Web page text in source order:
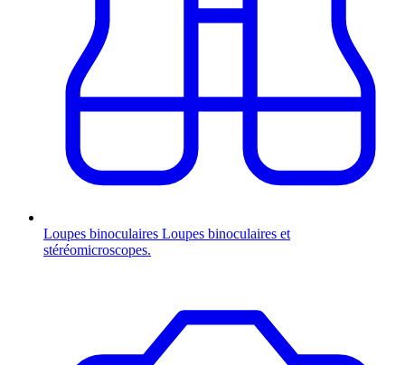
Loupes binoculaires Loupes binoculaires et
stéréomicroscopes.